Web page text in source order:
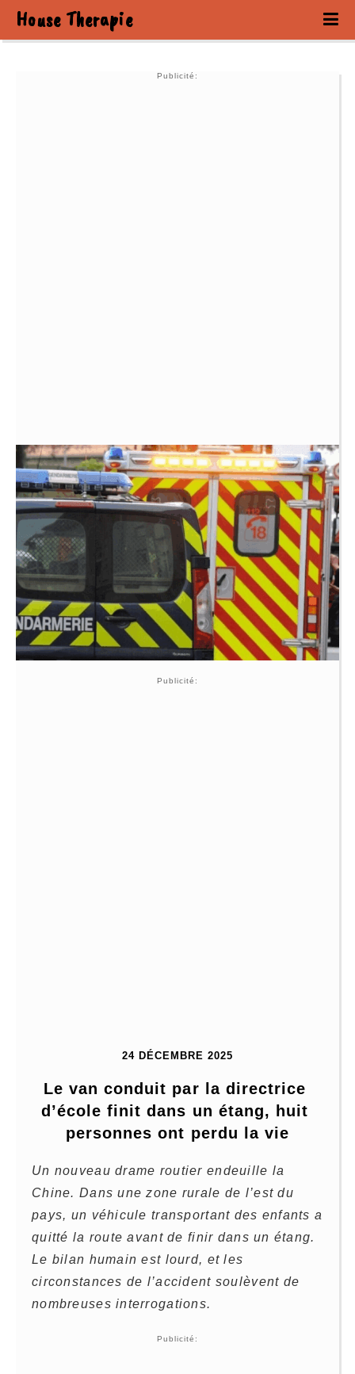
House Therapie
Publicité:
Publicité:
24 DÉCEMBRE 2025
Le van conduit par la directrice
d’école finit dans un étang, huit
personnes ont perdu la vie
Un nouveau drame routier endeuille la
Chine. Dans une zone rurale de l’est du
pays, un véhicule transportant des enfants a
quitté la route avant de finir dans un étang.
Le bilan humain est lourd, et les
circonstances de l’accident soulèvent de
nombreuses interrogations.
Publicité: